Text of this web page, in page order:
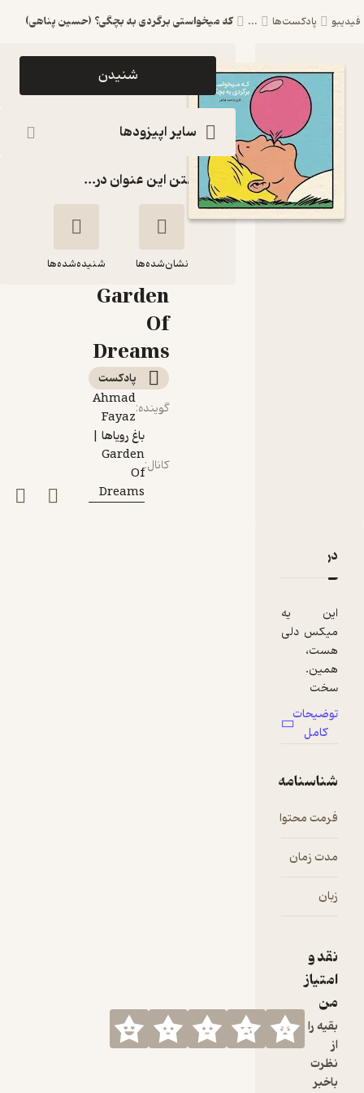
فیدیبو پادکست‌ها ... که میخواستی برگردی به بچگی؟ (حسین پناهی)
اپیزود که
میخواستی
برگردی به
(حسین
پناهی)
پادکست باغ
رویاها |
Garden
Of
Dreams
پادکست‌
گوینده:
Ahmad
Fayaz
کانال:
باغ رویاها |
Garden
Of
Dreams
دربارۀ که میخواستی برگردی به بچگی؟ (حسین پناهی)
این یه
میکس دلی
هست،
همین.
سخت
نگیرین توی
گوش
دادنش
توضیحات
کامل
شناسنامه
فرمت محتوا
مدت زمان
زبان
نقد و
امتیاز
من
بقیه را
از
نظرت
باخبر
شنیدن
سایر اپیزودها
گذاشتن این عنوان در...
نشان‌شده‌ها شنیده‌شده‌ها
که میخواستی
(حسین پناهی)